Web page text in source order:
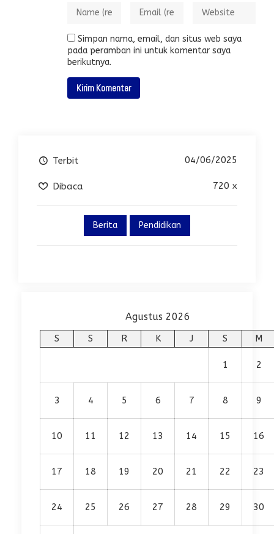
Simpan nama, email, dan situs web saya
pada peramban ini untuk komentar saya
berikutnya.
Terbit 04/06/2025
Dibaca 720 x
Berita Pendidikan
Agustus 2026
S S R K J S M
1 2
3 4 5 6 7 8 9
10 11 12 13 14 15 16
17 18 19 20 21 22 23
24 25 26 27 28 29 30